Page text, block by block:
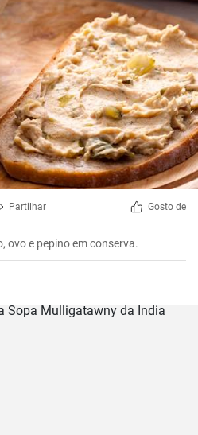
Partilhar Gosto de
ovo e pepino em conserva.